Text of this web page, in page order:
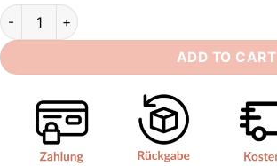
Brautkleid Meerjungfrau Schnitt quantity
ADD TO CART